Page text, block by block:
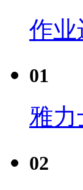
作
01
雅力
02